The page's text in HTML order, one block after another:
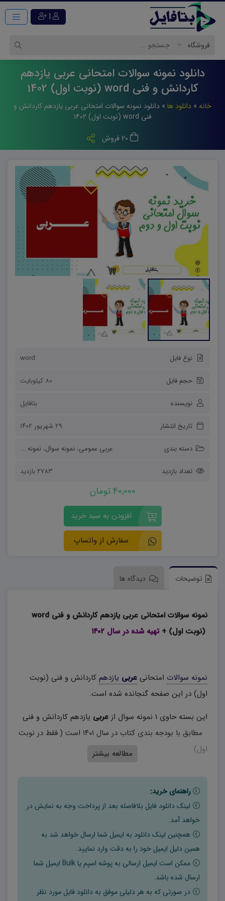
|
دانلود نمونه سوالات امتحانی عربی یازدهم
کاردانش و فنی word (نوبت اول) 1402
خانه » دانلود ها » دانلود نمونه سوالات امتحانی عربی یازدهم کاردانش و
فنی word (نوبت اول) ۱۴۰۲
نوع فایل word
حجم فایل 80 کیلوبایت
نویسنده بتافایل
تاریخ انتشار ۲۹ شهریور ۱۴۰۲
دسته بندی عربی عمومی، نمونه سوال، نمونه سوالات
تعداد بازدید 2783 بازدید
40,000 تومان
افزودن به سبد خرید
سفارش از واتساپ
توضیحات دیدگاه ها
نمونه سوالات امتحانی عربی یازدهم کاردانش و فنی word
(نوبت اول) +تهیه شده در سال ۱۴۰۲
نمونه سوالات امتحانی عربی یازدهم کاردانش و فنی (نوبت
اول) در این صفحه گنجانده شده است.
این بسته حاوی ۱ نمونه سوال از
عربی یازدهم کاردانش و فنی
مطابق با بودجه بندی کتاب در سال ۱۴۰۱ است (.فقط در نوبت
اول)
مطالعه بیشتر
راهنمای خرید:
لینک دانلود فایل بلافاصله بعد از پرداخت وجه به نمایش در
خواهد آمد.
همچنین لینک دانلود به ایمیل شما ارسال خواهد شد به
همین دلیل ایمیل خود را به دقت وارد نمایید.
ممکن است ایمیل ارسالی به پوشه اسپم یا Bulk ایمیل شما
ارسال شده باشد.
در صورتی که به هر دلیلی موفق به دانلود فایل مورد نظر